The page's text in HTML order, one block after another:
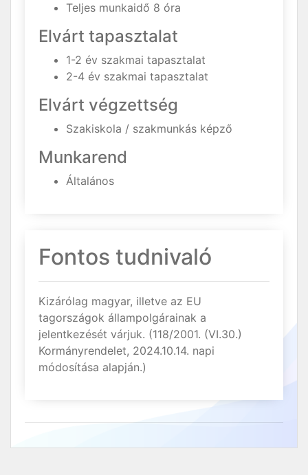
Teljes munkaidő 8 óra
Elvárt tapasztalat
1-2 év szakmai tapasztalat
2-4 év szakmai tapasztalat
Elvárt végzettség
Szakiskola / szakmunkás képző
Munkarend
Általános
Fontos tudnivaló
Kizárólag magyar, illetve az EU
tagországok állampolgárainak a
jelentkezését várjuk. (118/2001. (VI.30.)
Kormányrendelet, 2024.10.14. napi
módosítása alapján.)